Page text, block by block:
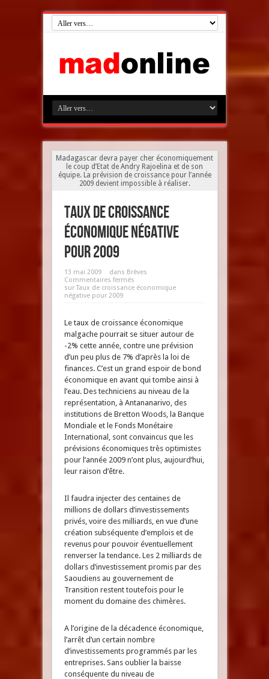
Madagascar devra payer cher économiquement
le coup d’Etat de Andry Rajoelina et de son
équipe. La prévision de croissance pour l’année
2009 devient impossible à réaliser.
Taux de croissance
économique négative
pour 2009
13 mai 2009 dans Brèves
Commentaires fermés
sur Taux de croissance économique
négative pour 2009
Le taux de croissance économique
malgache pourrait se situer autour de
-2% cette année, contre une prévision
d’un peu plus de 7% d’après la loi de
finances. C’est un grand espoir de bond
économique en avant qui tombe ainsi à
l’eau. Des techniciens au niveau de la
représentation, à Antananarivo, des
institutions de Bretton Woods, la Banque
Mondiale et le Fonds Monétaire
International, sont convaincus que les
prévisions économiques très optimistes
pour l’année 2009 n’ont plus, aujourd’hui,
leur raison d’être.
Il faudra injecter des centaines de
millions de dollars d’investissements
privés, voire des milliards, en vue d’une
création subséquente d’emplois et de
revenus pour pouvoir éventuellement
renverser la tendance. Les 2 milliards de
dollars d’investissement promis par des
Saoudiens au gouvernement de
Transition restent toutefois pour le
moment du domaine des chimères.
A l’origine de la décadence économique,
l’arrêt d’un certain nombre
d’investissements programmés par les
entreprises. Sans oublier la baisse
conséquente du niveau de